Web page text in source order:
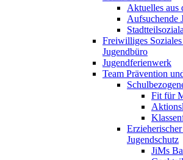
Aktuelles aus
Aufsuchende
Freiwilliges
Jugendbüro
Jugendferienwerk
Team Prävention
Fit für
Jugendschutz
JiMs